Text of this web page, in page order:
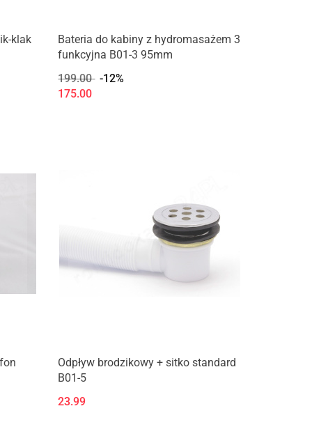
klak
Bateria do kabiny z hydromasażem 3
funkcyjna B01-3 95mm
199.00 -12%
175.00
Odpływ brodzikowy + sitko standard
B01-5
23.99